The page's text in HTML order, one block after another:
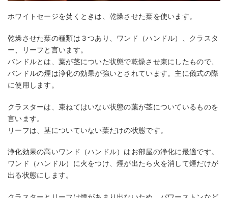
ホワイトセージを焚くときは、乾燥させた葉を使います。
乾燥させた葉の種類は３つあり、ワンド（ハンドル）、クラスタ
ー、リーフと言います。
バンドルとは、葉が茎についた状態で乾燥させ束にしたもので、
バンドルの煙は浄化の効果が強いとされています。主に儀式の際
に使用します。
クラスターは、束ねてはいない状態の葉が茎についているものを
言います。
リーフは、茎についていない葉だけの状態です。
浄化効果の高いワンド（ハンドル）はお部屋の浄化に最適です。
ワンド（ハンドル）に火をつけ、煙が出たら火を消して煙だけが
出る状態にします。